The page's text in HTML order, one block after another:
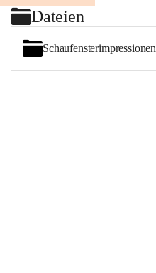
Dateien
Schaufensterimpressionen